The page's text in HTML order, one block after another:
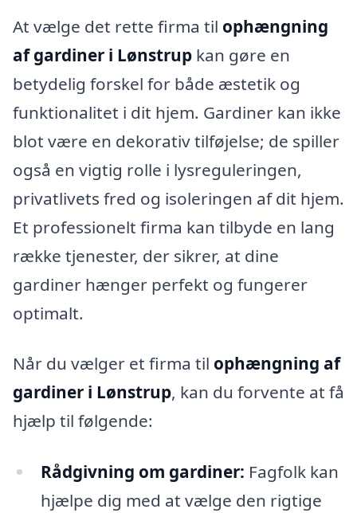
At vælge det rette firma til ophængning
af gardiner i Lønstrup kan gøre en
betydelig forskel for både æstetik og
funktionalitet i dit hjem. Gardiner kan ikke
blot være en dekorativ tilføjelse; de spiller
også en vigtig rolle i lysreguleringen,
privatlivets fred og isoleringen af dit hjem.
Et professionelt firma kan tilbyde en lang
række tjenester, der sikrer, at dine
gardiner hænger perfekt og fungerer
optimalt.
Når du vælger et firma til ophængning af
gardiner i Lønstrup, kan du forvente at få
hjælp til følgende:
Rådgivning om gardiner: Fagfolk kan
hjælpe dig med at vælge den rigtige